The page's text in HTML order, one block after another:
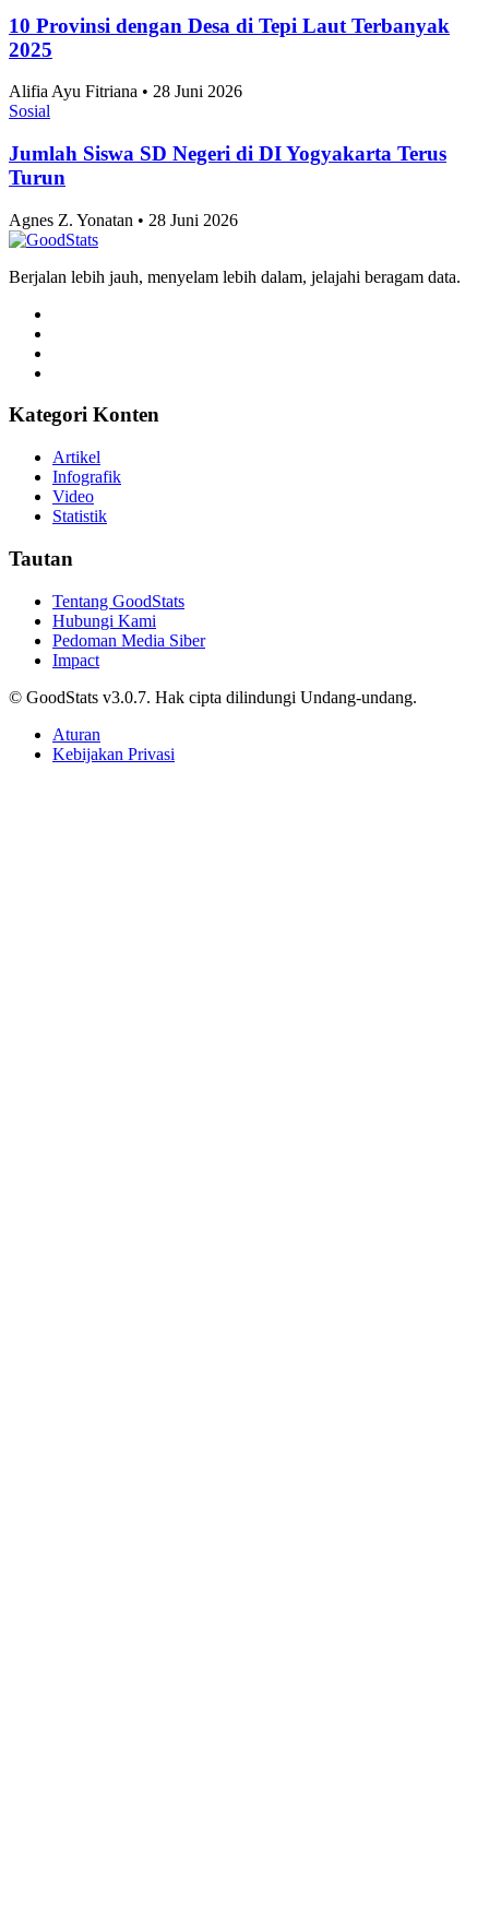
10 Provinsi dengan Desa di Tepi Laut Terbanyak
2025
Alifia Ayu Fitriana • 28 Juni 2026
Sosial
Jumlah Siswa SD Negeri di DI Yogyakarta Terus
Turun
Agnes Z. Yonatan • 28 Juni 2026
Berjalan lebih jauh, menyelam lebih dalam, jelajahi beragam data.
Kategori Konten
Artikel
Infografik
Video
Statistik
Tautan
Tentang GoodStats
Hubungi Kami
Pedoman Media Siber
Impact
© GoodStats v3.0.7. Hak cipta dilindungi Undang-undang.
Aturan
Kebijakan Privasi